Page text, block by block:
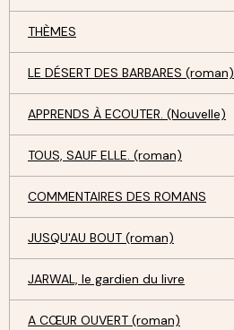
THÈMES
LE DÉSERT DES BARBARES (roman)
APPRENDS À ECOUTER. (Nouvelle)
TOUS, SAUF ELLE. (roman)
COMMENTAIRES DES ROMANS
JUSQU'AU BOUT (roman)
JARWAL, le gardien du livre
A CŒUR OUVERT (roman)